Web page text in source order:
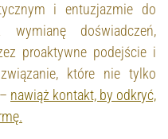
i entuzjazmie do
wymianę doświadczeń,
proaktywne podejście i
które nie tylko
nawiąż kontakt, by odkryć,